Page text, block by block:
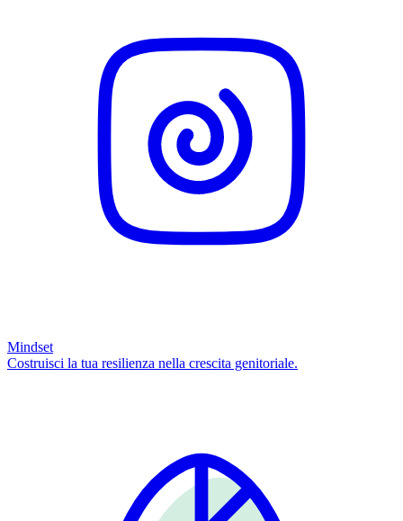
Mindset
Costruisci la tua resilienza nella crescita genitoriale.